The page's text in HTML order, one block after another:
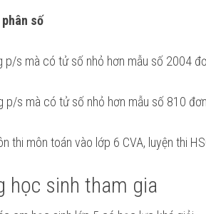
số
p/s mà có tử số nhỏ hơn mẫu số 2004
s mà có tử số nhỏ hơn mẫu số 810 đơn
thi môn toán vào lớp 6 CVA, luyện thi
học sinh tham gia